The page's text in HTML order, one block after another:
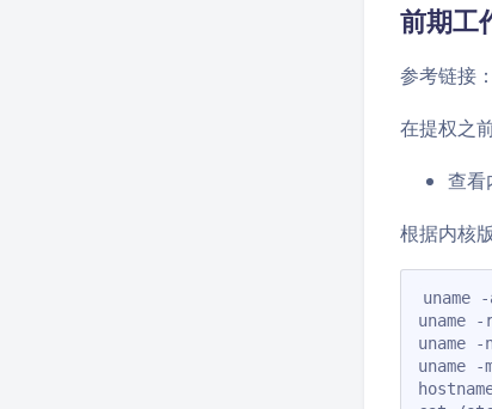
前期工
参考链接：
在提权之
查看
根据内核
uname -
uname -
uname -
uname -